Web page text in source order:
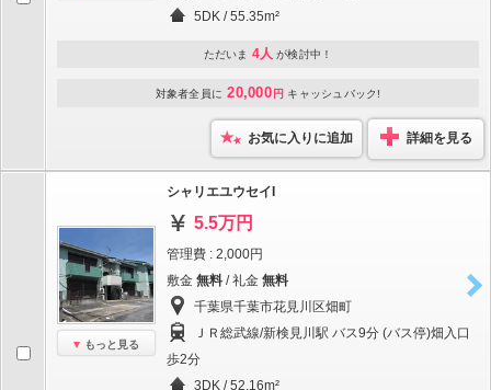
5DK / 55.35m²
ただいま 4人 が検討中！
対象者全員に 20,000 円 キャッシュバック!
お気に入りに追加 詳細を見る
もっと見る
シャリエユウセイI
5.5万円
管理費 : 2,000円
敷金 無料 / 礼金 無料
千葉県千葉市花見川区畑町
ＪＲ総武線/新検見川駅 バス9分 (バス停)畑入口
歩2分
3DK / 52.16m²